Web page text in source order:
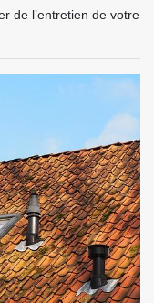
de l’entretien de votre